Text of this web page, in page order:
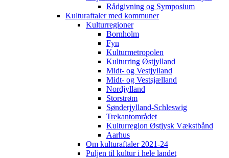
Rådgivning og Symposium
Kulturaftaler med kommuner
Kulturregioner
Bornholm
Fyn
Kulturmetropolen
Kulturring Østjylland
Midt- og Vestjylland
Midt- og Vestsjælland
Nordjylland
Storstrøm
Sønderjylland-Schleswig
Trekantområdet
Kulturregion Østjysk Vækstbånd
Aarhus
Om kulturaftaler 2021-24
Puljen til kultur i hele landet